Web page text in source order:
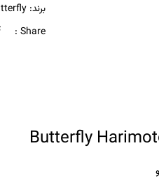
برند:
Share :